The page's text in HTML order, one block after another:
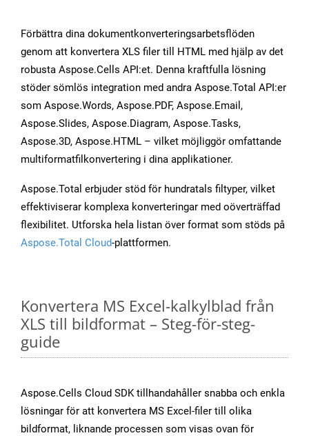
Förbättra dina dokumentkonverteringsarbetsflöden
genom att konvertera XLS filer till HTML med hjälp av det
robusta Aspose.Cells API:et. Denna kraftfulla lösning
stöder sömlös integration med andra Aspose.Total API:er
som Aspose.Words, Aspose.PDF, Aspose.Email,
Aspose.Slides, Aspose.Diagram, Aspose.Tasks,
Aspose.3D, Aspose.HTML – vilket möjliggör omfattande
multiformatfilkonvertering i dina applikationer.
Aspose.Total erbjuder stöd för hundratals filtyper, vilket
effektiviserar komplexa konverteringar med oöverträffad
flexibilitet. Utforska hela listan över format som stöds på
Aspose.Total Cloud-plattformen.
Konvertera MS Excel-kalkylblad från
XLS till bildformat – Steg-för-steg-
guide
Aspose.Cells Cloud SDK tillhandahåller snabba och enkla
lösningar för att konvertera MS Excel-filer till olika
bildformat, liknande processen som visas ovan för